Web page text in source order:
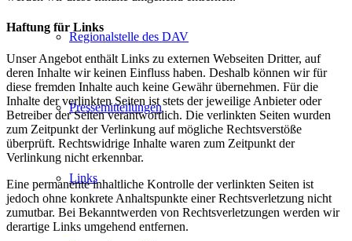
Regionalstelle des DAV
Pressemitteilungen
Links
Haftung für Links
Unser Angebot enthält Links zu externen Webseiten Dritter, auf
deren Inhalte wir keinen Einfluss haben. Deshalb können wir für
diese fremden Inhalte auch keine Gewähr übernehmen. Für die
Inhalte der verlinkten Seiten ist stets der jeweilige Anbieter oder
Betreiber der Seiten verantwortlich. Die verlinkten Seiten wurden
zum Zeitpunkt der Verlinkung auf mögliche Rechtsverstöße
überprüft. Rechtswidrige Inhalte waren zum Zeitpunkt der
Verlinkung nicht erkennbar.
Eine permanente inhaltliche Kontrolle der verlinkten Seiten ist
jedoch ohne konkrete Anhaltspunkte einer Rechtsverletzung nicht
zumutbar. Bei Bekanntwerden von Rechtsverletzungen werden wir
derartige Links umgehend entfernen.